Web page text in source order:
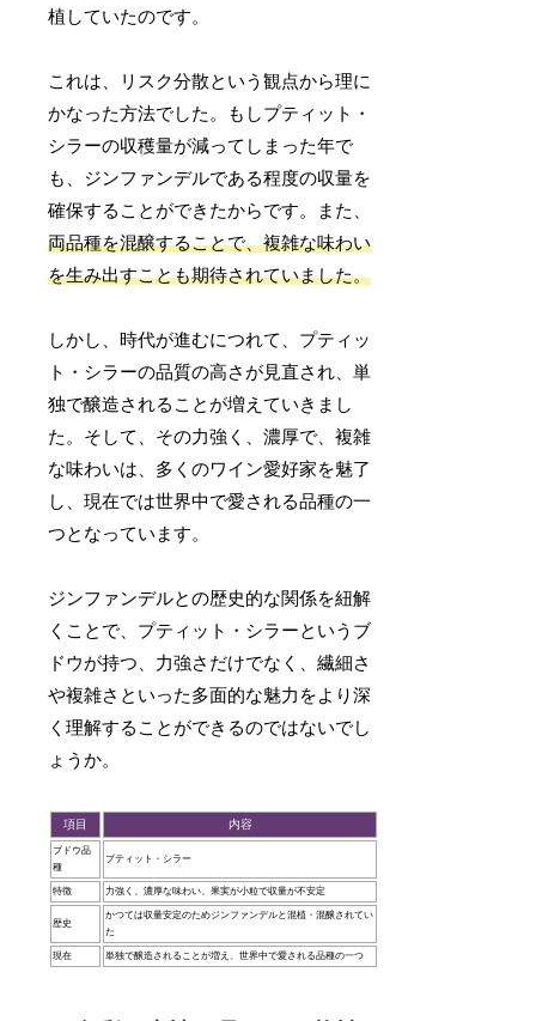
植していたのです。
これは、リスク分散という観点から理に
かなった方法でした。もしプティット・
シラーの収穫量が減ってしまった年で
も、ジンファンデルである程度の収量を
確保することができたからです。また、
両品種を混醸することで、複雑な味わい
を生み出すことも期待されていました。
しかし、時代が進むにつれて、プティッ
ト・シラーの品質の高さが見直され、単
独で醸造されることが増えていきまし
た。そして、その力強く、濃厚で、複雑
な味わいは、多くのワイン愛好家を魅了
し、現在では世界中で愛される品種の一
つとなっています。
ジンファンデルとの歴史的な関係を紐解
くことで、プティット・シラーというブ
ドウが持つ、力強さだけでなく、繊細さ
や複雑さといった多面的な魅力をより深
く理解することができるのではないでし
ょうか。
項目 内容
ブドウ品
種
プティット・シラー
特徴 力強く、濃厚な味わい、果実が小粒で収量が不安定
歴史
かつては収量安定のためジンファンデルと混植・混醸されてい
た
現在 単独で醸造されることが増え、世界中で愛される品種の一つ